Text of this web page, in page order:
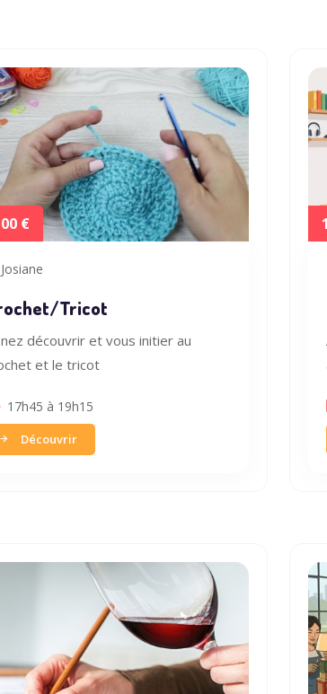
€
Josiane
Tricot
découvrir et vous initier au
et le tricot
17h45 à 19h15
Découvrir